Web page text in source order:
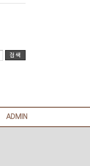
ADMIN